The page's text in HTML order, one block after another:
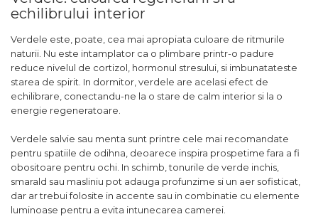
echilibrului interior
Verdele este, poate, cea mai apropiata culoare de ritmurile
naturii. Nu este intamplator ca o plimbare printr-o padure
reduce nivelul de cortizol, hormonul stresului, si imbunatateste
starea de spirit. In dormitor, verdele are acelasi efect de
echilibrare, conectandu-ne la o stare de calm interior si la o
energie regeneratoare.
Verdele salvie sau menta sunt printre cele mai recomandate
pentru spatiile de odihna, deoarece inspira prospetime fara a fi
obositoare pentru ochi. In schimb, tonurile de verde inchis,
smarald sau masliniu pot adauga profunzime si un aer sofisticat,
dar ar trebui folosite in accente sau in combinatie cu elemente
luminoase pentru a evita intunecarea camerei.